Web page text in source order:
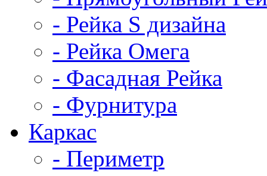
- Рейка S дизайна
- Рейка Омега
- Фасадная Рейка
- Фурнитура
Каркас
- Периметр